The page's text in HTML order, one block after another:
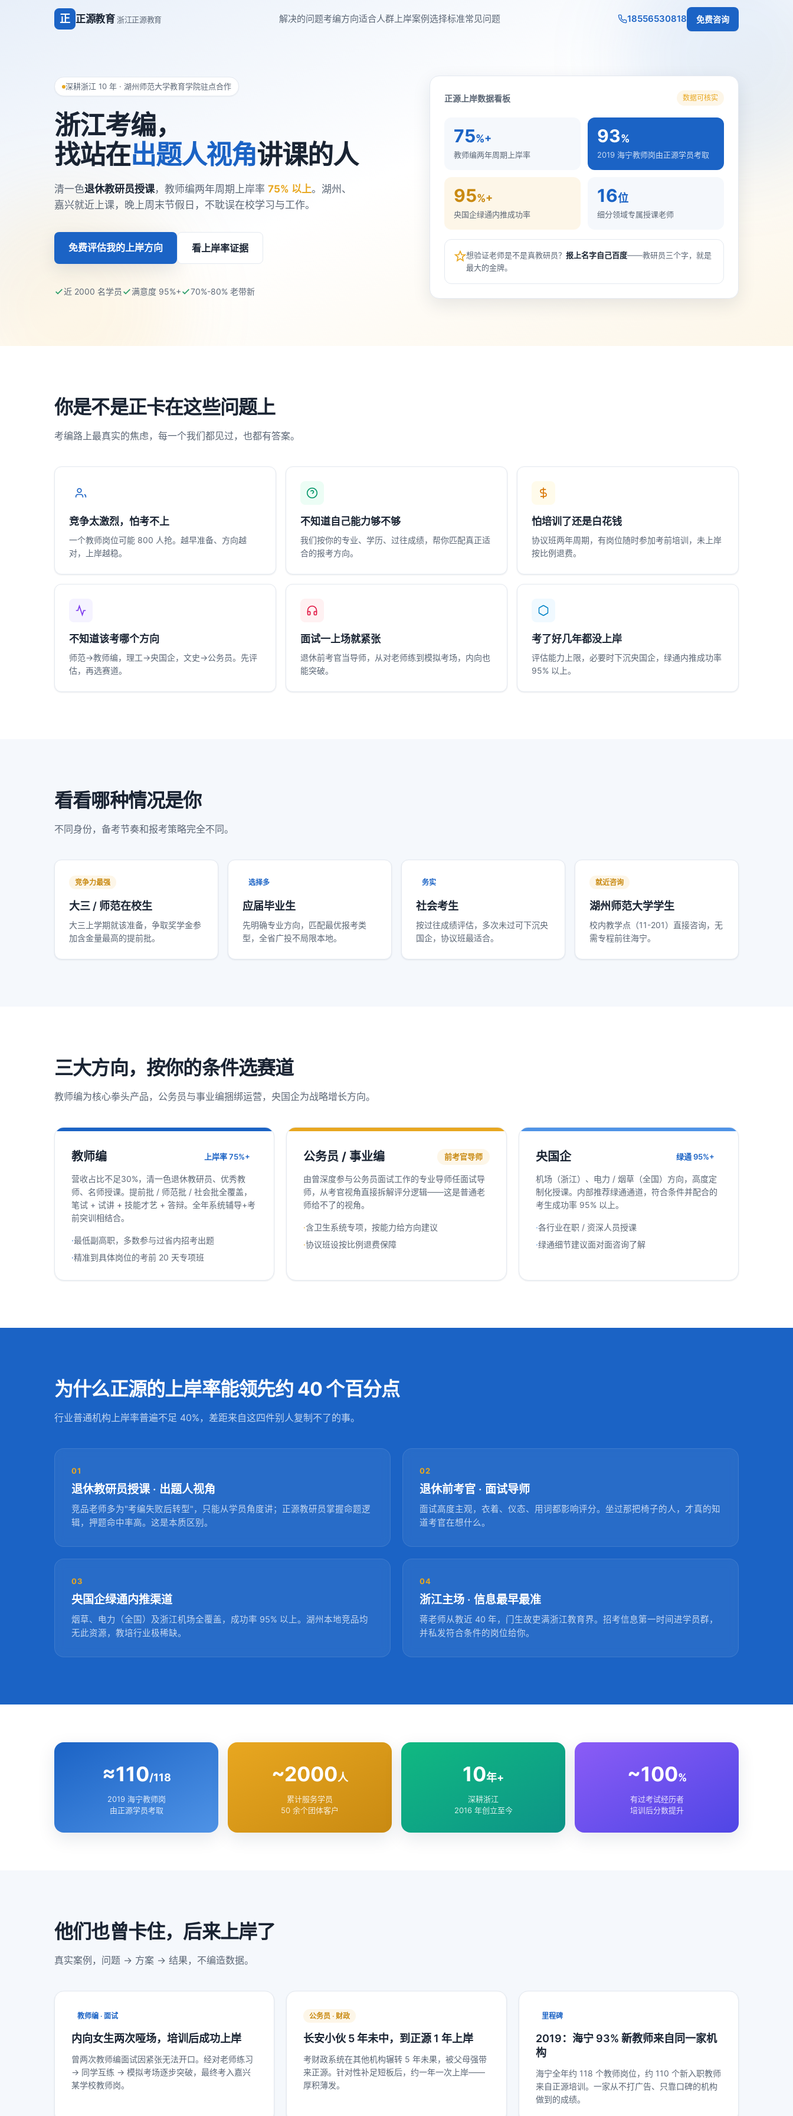
正 正源教育 浙江正源教育 解决的问题考编方向适合人群上岸案例选择标准常见问题 18556530818 免费咨询
深耕浙江 10 年 · 湖州师范大学教育学院驻点合作
浙江考编，
找站在出题人视角讲课的人
清一色退休教研员授课，教师编两年周期上岸率 75% 以上。湖州、
嘉兴就近上课，晚上周末节假日，不耽误在校学习与工作。
免费评估我的上岸方向 看上岸率证据
近 2000 名学员 满意度 95%+ 70%-80% 老带新
正源上岸数据看板 数据可核实
75%+
教师编两年周期上岸率
93%
2019 海宁教师岗由正源学员考取
95%+
央国企绿通内推成功率
16位
细分领域专属授课老师
想验证老师是不是真教研员？ 报上名字自己百度——教研员三个字，就是
最大的金牌。
你是不是正卡在这些问题上
考编路上最真实的焦虑，每一个我们都见过，也都有答案。
竞争太激烈，怕考不上
一个教师岗位可能 800 人抢。越早准备、方向越
对，上岸越稳。
不知道自己能力够不够
我们按你的专业、学历、过往成绩，帮你匹配真正适
合的报考方向。
怕培训了还是白花钱
协议班两年周期，有岗位随时参加考前培训，未上岸
按比例退费。
不知道该考哪个方向
师范→教师编，理工→央国企，文史→公务员。先评
估，再选赛道。
面试一上场就紧张
退休前考官当导师，从对老师练到模拟考场，内向也
能突破。
考了好几年都没上岸
评估能力上限，必要时下沉央国企，绿通内推成功率
95% 以上。
看看哪种情况是你
不同身份，备考节奏和报考策略完全不同。
竞争力最强
大三 / 师范在校生
大三上学期就该准备，争取奖学金参
加含金量最高的提前批。
选择多
应届毕业生
先明确专业方向，匹配最优报考类
型，全省广投不局限本地。
务实
社会考生
按过往成绩评估，多次未过可下沉央
国企，协议班最适合。
就近咨询
湖州师范大学学生
校内教学点（11-201）直接咨询，无
需专程前往海宁。
三大方向，按你的条件选赛道
教师编为核心拳头产品，公务员与事业编捆绑运营，央国企为战略增长方向。
教师编 上岸率 75%+
营收占比不足30%，清一色退休教研员、优秀教
师、名师授课。提前批 / 师范批 / 社会批全覆盖，
笔试 + 试讲 + 技能才艺 + 答辩。全年系统辅导+考
前突训相结合。
·最低副高职，多数参与过省内招考出题
·精准到具体岗位的考前 20 天专项班
公务员 / 事业编 前考官导师
由曾深度参与公务员面试工作的专业导师任面试导
师，从考官视角直接拆解评分逻辑——这是普通老
师给不了的视角。
·含卫生系统专项，按能力给方向建议
·协议班设按比例退费保障
央国企 绿通 95%+
机场（浙江）、电力 / 烟草（全国）方向，高度定
制化授课。内部推荐绿通通道，符合条件并配合的
考生成功率 95% 以上。
·各行业在职 / 资深人员授课
·绿通细节建议面对面咨询了解
为什么正源的上岸率能领先约 40 个百分点
行业普通机构上岸率普遍不足 40%，差距来自这四件别人复制不了的事。
01
退休教研员授课 · 出题人视角
竞品老师多为"考编失败后转型"，只能从学员角度讲；正源教研员掌握命题逻
辑，押题命中率高。这是本质区别。
02
退休前考官 · 面试导师
面试高度主观，衣着、仪态、用词都影响评分。坐过那把椅子的人，才真的知
道考官在想什么。
03
央国企绿通内推渠道
烟草、电力（全国）及浙江机场全覆盖，成功率 95% 以上。湖州本地竞品均
无此资源，教培行业极稀缺。
04
浙江主场 · 信息最早最准
蒋老师从教近 40 年，门生故吏满浙江教育界。招考信息第一时间进学员群，
并私发符合条件的岗位给你。
≈110/118
2019 海宁教师岗
由正源学员考取
~2000人
累计服务学员
50 余个团体客户
10年+
深耕浙江
2016 年创立至今
~100%
有过考试经历者
培训后分数提升
他们也曾卡住，后来上岸了
真实案例，问题 → 方案 → 结果，不编造数据。
教师编 · 面试
内向女生两次哑场，培训后成功上岸
曾两次教师编面试因紧张无法开口。经对老师练习
→ 同学互练 → 模拟考场逐步突破，最终考入嘉兴
某学校教师岗。
公务员 · 财政
长安小伙 5 年未中，到正源 1 年上岸
考财政系统在其他机构辗转 5 年未果，被父母强带
来正源。针对性补足短板后，约一年一次上岸——
厚积薄发。
里程碑
2019：海宁 93% 新教师来自同一家机
构
海宁全年约 118 个教师岗位，约 110 个新入职教师
来自正源培训。一家从不打广告、只靠口碑的机构
做到的成绩。